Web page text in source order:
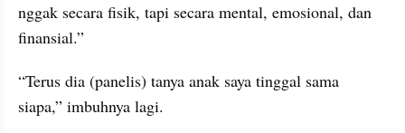
nggak secara fisik, tapi secara mental, emosional, dan
finansial.”
“Terus dia (panelis) tanya anak saya tinggal sama
siapa,” imbuhnya lagi.